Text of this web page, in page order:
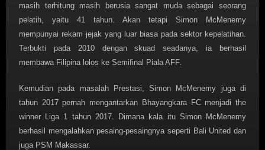
masih terhitung masih berusia sangat muda sebagai seorang
pelatih, yaitu 41 tahun. Akan tetapi Simon McMenemy
mempunyai rekam jejak yang luar biasa pada sektor kepelatihan.
Terbukti pada 2010 dengan skuad seadanya, ia berhasil
membawa Filipina lolos ke Semifinal Piala AFF.
Kemudian pada masalah Prestasi, Simon McMenemy juga di
tahun 2017 pernah mengantarkan Bhayangkara FC menjadi the
winner Liga 1 tahun 2017. Dimana kala itu Simon McMenemy
berhasil mengalahkan pesaing-pesaingnya seperti Bali United dan
juga PSM Makassar.